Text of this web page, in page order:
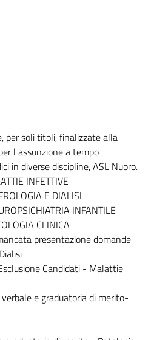
per soli titoli, finalizzate alla
l assunzione a tempo
in diverse discipline, ASL Nuoro.
INFETTIVE
E DIALISI
INFANTILE
CLINICA
presentazione domande
Candidati - Malattie
e graduatoria di merito-